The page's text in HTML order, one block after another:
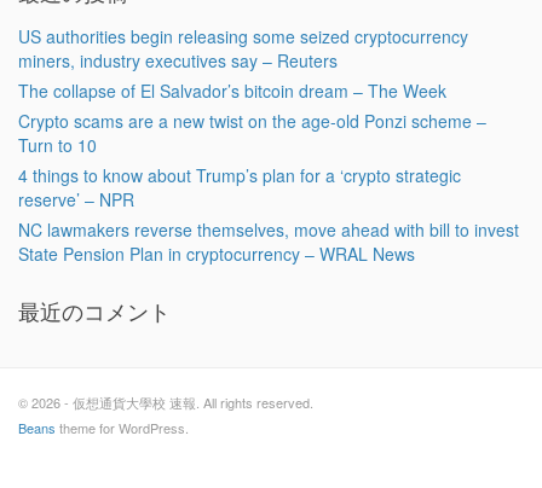
US authorities begin releasing some seized cryptocurrency
miners, industry executives say – Reuters
The collapse of El Salvador’s bitcoin dream – The Week
Crypto scams are a new twist on the age-old Ponzi scheme –
Turn to 10
4 things to know about Trump’s plan for a ‘crypto strategic
reserve’ – NPR
NC lawmakers reverse themselves, move ahead with bill to invest
State Pension Plan in cryptocurrency – WRAL News
最近のコメント
© 2026 - 仮想通貨大學校 速報. All rights reserved.
Beans theme for WordPress.